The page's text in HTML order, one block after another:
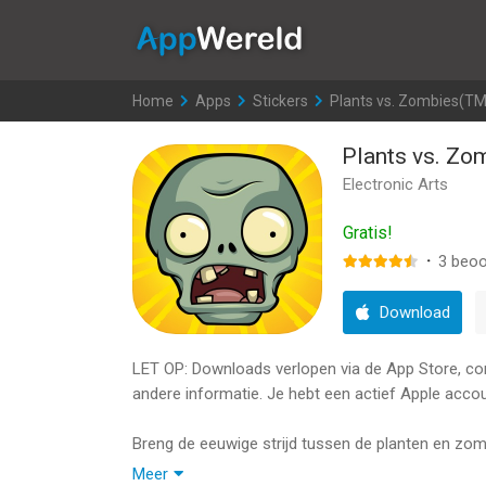
Home >
Apps >
Stickers >
Plants vs.
Plants vs.
Electronic Arts
Gratis!
· 3
Download
LET OP: Downloads verlopen via de App Store,
andere informatie. Je hebt een actief Apple
Breng de eeuwige strijd tussen de planten en
Vond je altijd al dat een dansende imp-zombie
Meer